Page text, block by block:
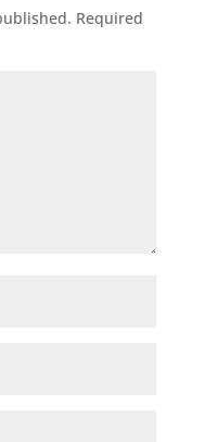
Required